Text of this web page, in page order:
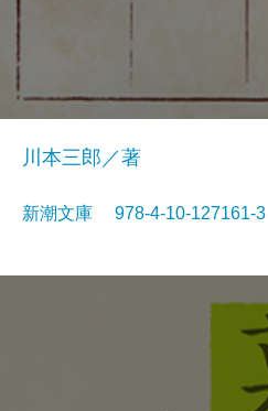
川本三郎／著
新潮文庫 978-4-10-